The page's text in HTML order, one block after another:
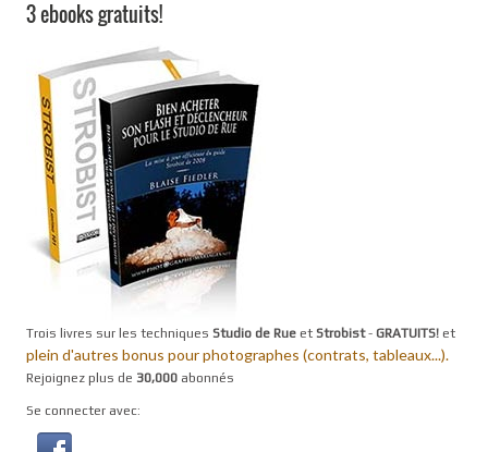
3 ebooks gratuits!
Trois livres sur les techniques Studio de Rue et Strobist- GRATUITS! et
plein d'autres bonus pour photographes (contrats, tableaux...).
Rejoignez plus de 30,000 abonnés
Se connecter avec: